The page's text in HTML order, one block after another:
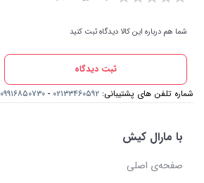
شما هم درباره این کالا دیدگاه ثبت کنید
ثبت دیدگاه
شماره تلفن های پشتیبانی: ۰۲۱۳۳۴۶۰۵۹۲ - ۰۹۹۱۶۸۵۰۷۳۰
با مارال کیش
صفحه‌ی اصلی